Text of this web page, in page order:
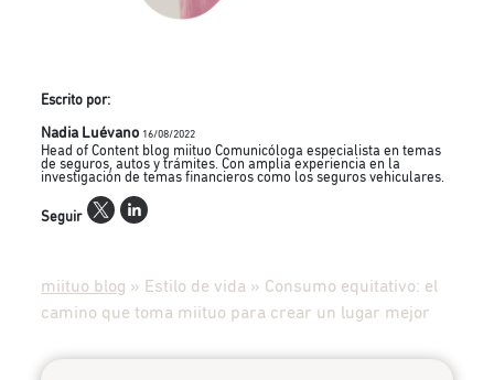
Escrito por:
Nadia Luévano 16/08/2022
Head of Content blog miituo Comunicóloga especialista en temas
de seguros, autos y trámites. Con amplia experiencia en la
investigación de temas financieros como los seguros vehiculares.
Seguir
miituo blog » Estilo de vida » Consumo equitativo: el
camino que toma miituo para crear un lugar mejor